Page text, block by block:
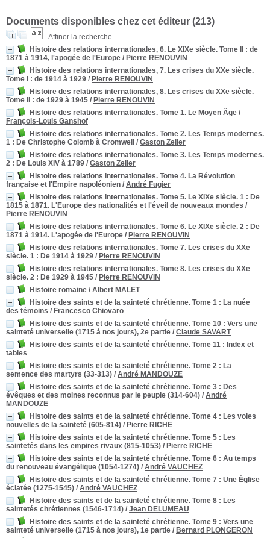
Documents disponibles chez cet éditeur (213)
Affiner la recherche
Histoire des relations internationales, 6. Le XIXe siècle. Tome II
: de
1871 à 1914, l'apogée de l'Europe / Pierre RENOUVIN
Histoire des relations internationales, 7. Les crises du XXe siècle.
Tome I
: de 1914 à 1929 / Pierre RENOUVIN
Histoire des relations internationales, 8. Les crises du XXe siècle.
Tome II
: de 1929 à 1945 / Pierre RENOUVIN
Histoire des relations internationales. Tome 1. Le Moyen Âge /
François-Louis Ganshof
Histoire des relations internationales. Tome 2. Les Temps modernes.
1 : De Christophe Colomb à Cromwell / Gaston Zeller
Histoire des relations internationales. Tome 3. Les Temps modernes.
2 : De Louis XIV à 1789 / Gaston Zeller
Histoire des relations internationales. Tome 4. La Révolution
française et l'Empire napoléonien / André Fugier
Histoire des relations internationales. Tome 5. Le XIXe siècle. 1 : De
1815 à 1871. L'Europe des nationalités et l'éveil de nouveaux mondes /
Pierre RENOUVIN
Histoire des relations internationales. Tome 6. Le XIXe siècle. 2 : De
1871 à 1914. L'apogée de l'Europe / Pierre RENOUVIN
Histoire des relations internationales. Tome 7. Les crises du XXe
siècle. 1 : De 1914 à 1929 / Pierre RENOUVIN
Histoire des relations internationales. Tome 8. Les crises du XXe
siècle. 2 : De 1929 à 1945 / Pierre RENOUVIN
Histoire romaine / Albert MALET
Histoire des saints et de la sainteté chrétienne. Tome 1 : La nuée
des témoins / Francesco Chiovaro
Histoire des saints et de la sainteté chrétienne. Tome 10 : Vers une
sainteté universelle (1715 à nos jours), 2e partie / Claude SAVART
Histoire des saints et de la sainteté chrétienne. Tome 11 : Index et
tables
Histoire des saints et de la sainteté chrétienne. Tome 2 : La
semence des martyrs (33-313) / André MANDOUZE
Histoire des saints et de la sainteté chrétienne. Tome 3 : Des
évêques et des moines reconnus par le peuple (314-604) / André
MANDOUZE
Histoire des saints et de la sainteté chrétienne. Tome 4 : Les voies
nouvelles de la sainteté (605-814) / Pierre RICHE
Histoire des saints et de la sainteté chrétienne. Tome 5 : Les
saintetés dans les empires rivaux (815-1053) / Pierre RICHE
Histoire des saints et de la sainteté chrétienne. Tome 6 : Au temps
du renouveau évangélique (1054-1274) / André VAUCHEZ
Histoire des saints et de la sainteté chrétienne. Tome 7 : Une Église
éclatée (1275-1545) / André VAUCHEZ
Histoire des saints et de la sainteté chrétienne. Tome 8 : Les
saintetés chrétiennes (1546-1714) / Jean DELUMEAU
Histoire des saints et de la sainteté chrétienne. Tome 9 : Vers une
sainteté universelle (1715 à nos jours), 1e partie / Bernard PLONGERON